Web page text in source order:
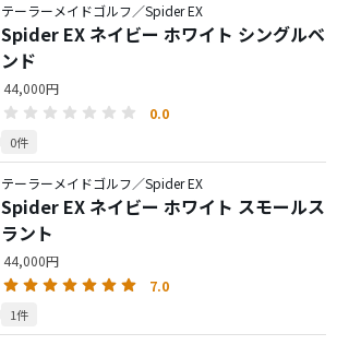
テーラーメイドゴルフ／Spider EX
Spider EX ネイビー ホワイト シングルベ
ンド
44,000円
0.0
0件
テーラーメイドゴルフ／Spider EX
Spider EX ネイビー ホワイト スモールス
ラント
44,000円
7.0
1件